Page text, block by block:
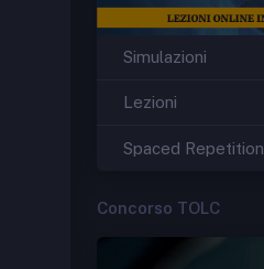
Simulazioni
Lezioni
Spaced Repetition
Concorso TOLC